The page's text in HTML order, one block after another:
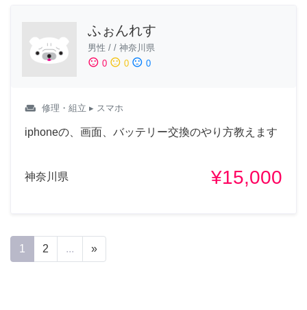
ふぉんれす
男性 / / 神奈川県
sentiment_satisfied 0 sentiment_neutral 0 sentiment_dissatisfied 0
weekend 修理・組立 ▸ スマホ
iphoneの、画面、バッテリー交換のやり方教えます
神奈川県 ¥15,000
1 2 ... »